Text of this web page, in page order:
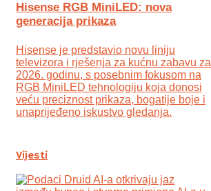
Hisense RGB MiniLED: nova
generacija prikaza
Hisense je predstavio novu liniju
televizora i rješenja za kućnu zabavu za
2026. godinu, s posebnim fokusom na
RGB MiniLED tehnologiju koja donosi
veću preciznost prikaza, bogatije boje i
unaprijeđeno iskustvo gledanja.
Vijesti